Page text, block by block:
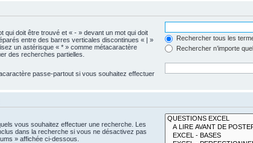
qui doit être trouvé et « - » devant un mot qui doit
entre des barres verticales discontinues « | »
un astérisque « * » comme métacaractère
des recherches partielles.
Rechercher tous les
Rechercher n’importe
passe-partout si vous souhaitez effectuer
vous souhaitez effectuer une recherche. Les
dans la recherche si vous ne désactivez pas
» affichée ci-dessous.